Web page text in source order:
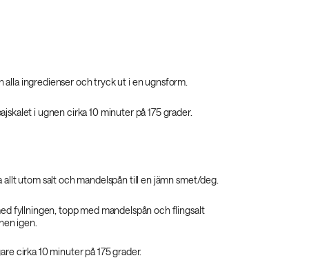
alla ingredienser och tryck ut i en ugnsform.
i ugnen cirka 10 minuter på 175 grader.
allt utom salt och mandelspån till en jämn smet/deg.
fyllningen, topp med mandelspån och flingsalt
igen.
cirka 10 minuter på 175 grader.